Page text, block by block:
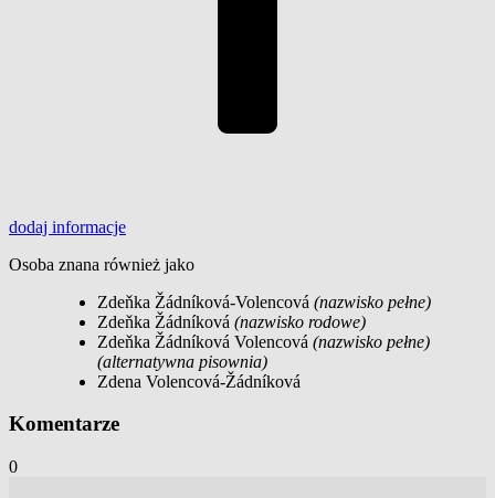
dodaj informacje
Osoba znana również jako
Zdeňka Žádníková-Volencová (nazwisko pełne)
Zdeňka Žádníková (nazwisko rodowe)
Zdeňka Žádníková Volencová (nazwisko pełne)
(alternatywna pisownia)
Zdena Volencová-Žádníková
Komentarze
0